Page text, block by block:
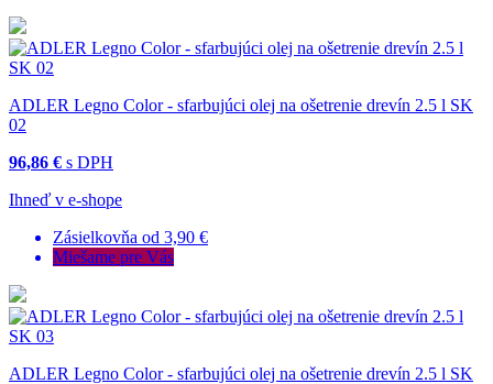
ADLER Legno Color - sfarbujúci olej na ošetrenie drevín 2.5 l SK
02
96,86 € s DPH
Ihneď v e-shope
Zásielkovňa od 3,90 €
Miešame pre Vás
ADLER Legno Color - sfarbujúci olej na ošetrenie drevín 2.5 l SK